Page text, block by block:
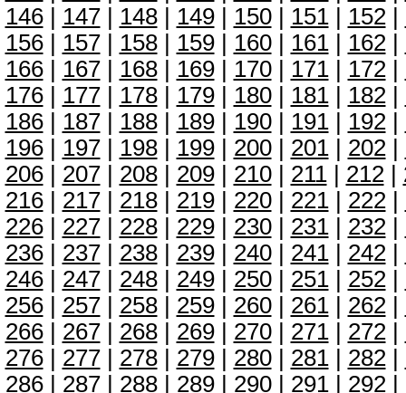
146| 147| 148| 149| 150| 151| 152|
156| 157| 158| 159| 160| 161| 162|
166| 167| 168| 169| 170| 171| 172|
176| 177| 178| 179| 180| 181| 182|
186| 187| 188| 189| 190| 191| 192|
196| 197| 198| 199| 200| 201| 202|
206| 207| 208| 209| 210| 211| 212|
216| 217| 218| 219| 220| 221| 222|
226| 227| 228| 229| 230| 231| 232|
236| 237| 238| 239| 240| 241| 242|
246| 247| 248| 249| 250| 251| 252|
256| 257| 258| 259| 260| 261| 262|
266| 267| 268| 269| 270| 271| 272|
276| 277| 278| 279| 280| 281| 282|
286| 287| 288| 289| 290| 291| 292|